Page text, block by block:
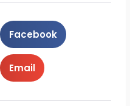
Facebook
Email